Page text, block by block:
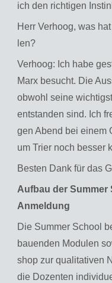
ich den rich­ti­gen
Herr Ver­hoog, was
len?
Ver­hoog: Ich habe
Marx be­sucht. Die
ob­wohl seine
ent­stan­den sind. Ich
gen Abend bei einem
um Trier noch bes­ser
Bes­ten Dank für das
Auf­bau der
An­mel­dung
Die Sum­mer School
bau­en­den Mo­du­len
shop zur qua­li­ta­ti­ven
die Do­zen­ten